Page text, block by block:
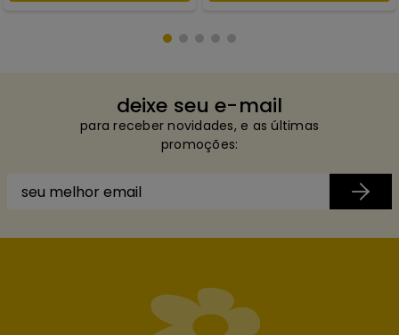
deixe seu e-mail
para receber novidades, e as últimas
promoções: